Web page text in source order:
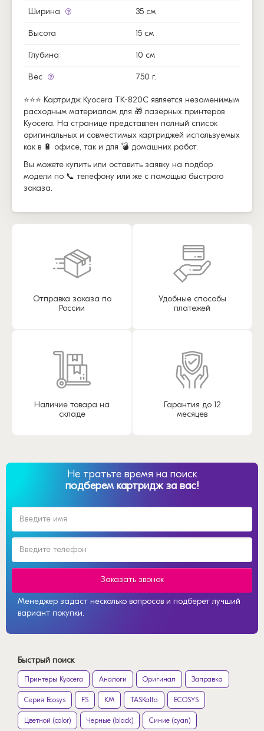
Ширина 35 см
Высота 15 см
Глубина 10 см
Вес 750 г.
⭐⭐⭐ Картридж Kyocera TK-820C является незаменимым
расходным материалом для 🎁 лазерных принтеров
Kyocera. На странице представлен полный список
оригинальных и совместимых картриджей используемых
как в 🔋 офисе, так и для 💣 домашних работ.
Вы можете купить или оставить заявку на подбор
модели по 📞 телефону или же с помощью быстрого
заказа.
Отправка заказа по
России
Удобные способы
платежей
Наличие товара на
складе
Гарантия до 12
месяцев
Не тратьте время на поиск
подберем картридж за вас!
Заказать звонок
Менеджер задаст несколько вопросов и подберет лучший
вариант покупки.
Быстрый поиск
Принтеры Kyocera Аналоги Оригинал Заправка
Серия Ecosys FS KM TASKalfa ECOSYS
Цветной (color) Черные (black) Синие (cyan)